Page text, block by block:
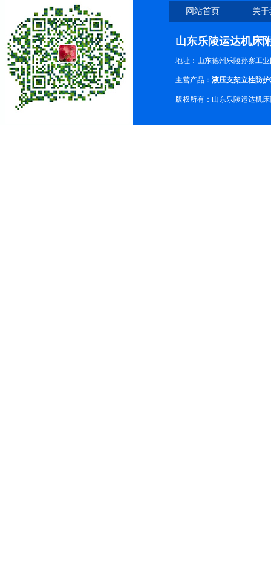
网站首页 关
山东乐陵运达机床
地址：山东德州乐陵孙寨工
主营产品： 液压支架立柱防
版权所有：山东乐陵运达机